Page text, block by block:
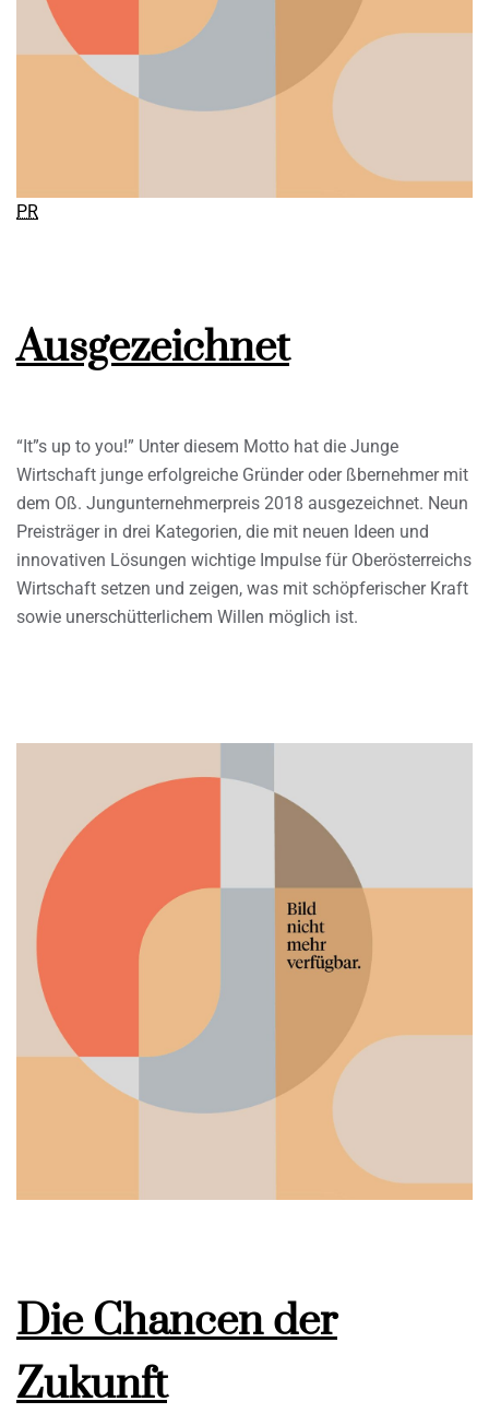
PR
Ausgezeichnet
“It”s up to you!” Unter diesem Motto hat die Junge
Wirtschaft junge erfolgreiche Gründer oder ßbernehmer mit
dem Oß. Jungunternehmerpreis 2018 ausgezeichnet. Neun
Preisträger in drei Kategorien, die mit neuen Ideen und
innovativen Lösungen wichtige Impulse für Oberösterreichs
Wirtschaft setzen und zeigen, was mit schöpferischer Kraft
sowie unerschütterlichem Willen möglich ist.
Die Chancen der
Zukunft